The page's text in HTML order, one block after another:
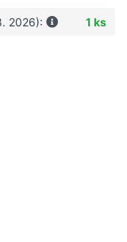
2026): 1 ks